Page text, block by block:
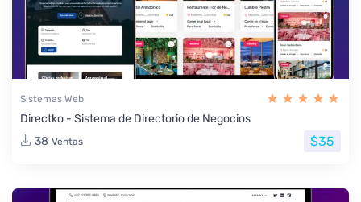
Sistemas Web
Directko - Sistema de Directorio de Negocios
38 Ventas $35